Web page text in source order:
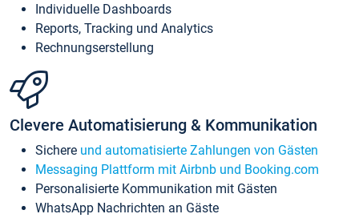
Individuelle Dashboards
Reports, Tracking und Analytics
Rechnungserstellung
Clevere Automatisierung & Kommunikation
Sichere und automatisierte Zahlungen von Gästen
Messaging Plattform mit Airbnb und Booking.com
Personalisierte Kommunikation mit Gästen
WhatsApp Nachrichten an Gäste